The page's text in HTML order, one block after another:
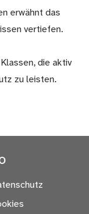
erwähnt das
vertiefen.
die aktiv
zu leisten.